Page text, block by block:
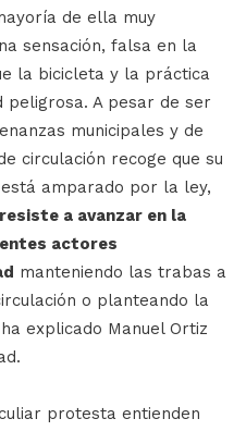
de ella muy
sensación, falsa en la
la bicicleta y la práctica
peligrosa. A pesar de ser
municipales y de
circulación recoge que su
amparado por la ley,
a avanzar en la
actores
manteniendo las trabas a
o planteando la
explicado Manuel Ortiz
protesta entienden